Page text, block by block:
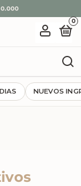
0
NUEVOS